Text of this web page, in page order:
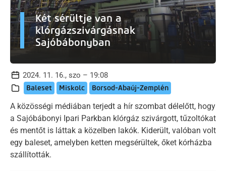
Két sérültje van a
klórgázszivárgásnak
Sajóbábonyban
2024. 11. 16., szo – 19:08
Baleset Miskolc Borsod-Abaúj-Zemplén
A közösségi médiában terjedt a hír szombat délelőtt, hogy
a Sajóbábonyi Ipari Parkban klórgáz szivárgott, tűzoltókat
és mentőt is láttak a közelben lakók. Kiderült, valóban volt
egy baleset, amelyben ketten megsérültek, őket kórházba
szállították.